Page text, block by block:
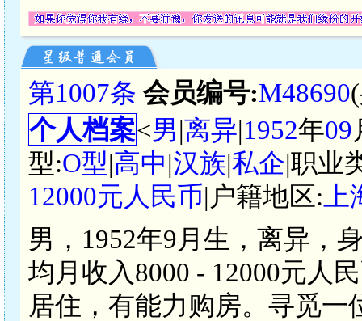
第1007条 会员编号:M48690
个人档案<男|离异|1952年09
型:O型|高中|汉族|私企|职业
12000元人民币|户籍地区:
男，1952年9月生，离异，
均月收入8000 - 12000元人
居住，有能力购房。寻觅